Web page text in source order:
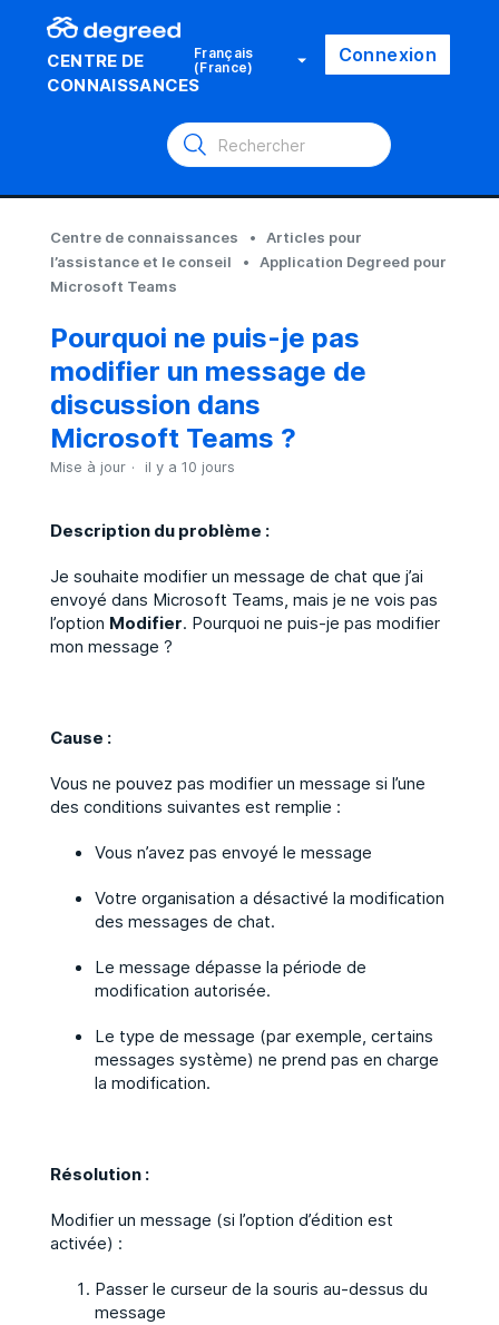
CENTRE DE
CONNAISSANCES
Français
(France) Connexion
Centre de connaissances
Articles pour
l’assistance et le conseil
Application Degreed pour
Microsoft Teams
Pourquoi ne puis-je pas
modifier un message de
discussion dans
Microsoft Teams ?
Mise à jour il y a 10 jours
Description du problème :
Je souhaite modifier un message de chat que j’ai
envoyé dans Microsoft Teams, mais je ne vois pas
l’option Modifier. Pourquoi ne puis-je pas modifier
mon message ?
Cause :
Vous ne pouvez pas modifier un message si l’une
des conditions suivantes est remplie :
Vous n’avez pas envoyé le message
Votre organisation a désactivé la modification
des messages de chat.
Le message dépasse la période de
modification autorisée.
Le type de message (par exemple, certains
messages système) ne prend pas en charge
la modification.
Résolution :
Modifier un message (si l’option d’édition est
activée) :
Passer le curseur de la souris au-dessus du
message